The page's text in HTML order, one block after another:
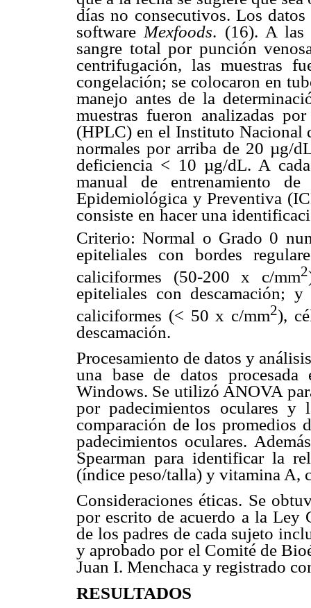
días no consecutivos. Los
softwareMexfoods. (16). A las
sangre total por punción
centrifugación, las muestras
congelación; se colocaron en
manejo antes de la
muestras fueron analizadas
(HPLC) en el Instituto Nacional
normales por arriba de 20 µg/
deficiencia < 10 µg/dL. A
manual de entrenamiento
Epidemiológica y Preventiva
consiste en hacer una
Criterio: Normal o Grado 0
epiteliales con bordes
caliciformes (50-200 x c/mm2
epiteliales con descamación;
caliciformes (< 50 x c/mm2),
descamación.
Procesamiento de datos y
una base de datos
Windows. Se utilizó ANOVA
por padecimientos oculares
comparación de los promedios
padecimientos oculares.
Spearman para identificar la
(índice peso/talla) y vitamina A,
Consideraciones éticas. Se
por escrito de acuerdo a la Ley
de los padres de cada sujeto
y aprobado por el Comité de
Juan I. Menchaca y registrado
RESULTADOS